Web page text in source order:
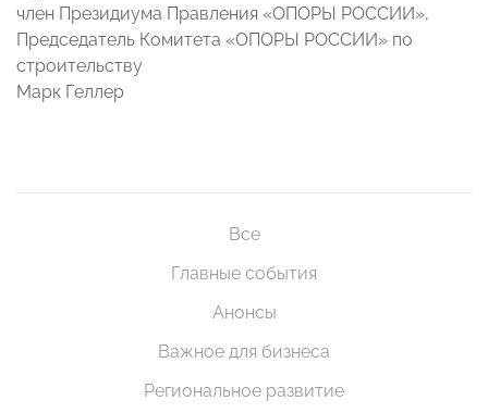
член Президиума Правления «ОПОРЫ РОССИИ»,
Председатель Комитета «ОПОРЫ РОССИИ» по
строительству
Марк Геллер
Все
Главные события
Анонсы
Важное для бизнеса
Региональное развитие